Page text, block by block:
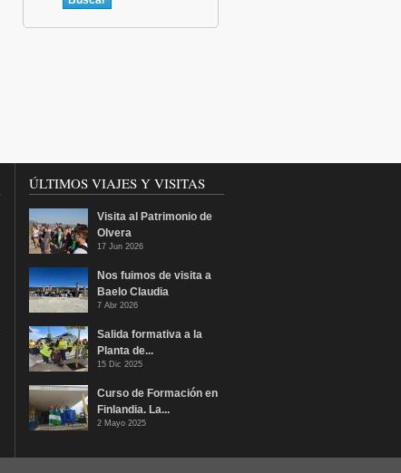
ÚLTIMOS VIAJES Y VISITAS
Visita al Patrimonio de
Olvera
17 Jun 2026
Nos fuimos de visita a
Baelo Claudia
7 Abr 2026
Salida formativa a la
Planta de...
15 Dic 2025
Curso de Formación en
Finlandia. La...
2 Mayo 2025